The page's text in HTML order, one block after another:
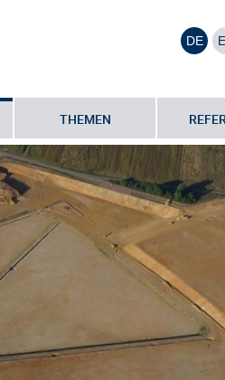
DE
THEMEN